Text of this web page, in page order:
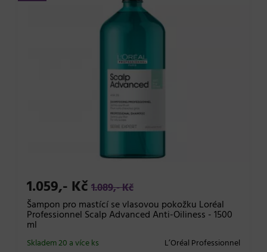
1.059,- Kč 1.089,- Kč
Šampon pro mastící se vlasovou pokožku Loréal
Professionnel Scalp Advanced Anti-Oiliness - 1500
ml
L’Oréal Professionnel
Skladem 20 a více ks